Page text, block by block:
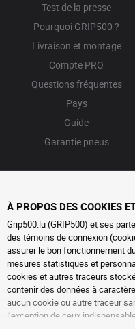
Test de la presse
Pourquoi GRIP500 ?
Livraison et montage
Compte PRO
Questions fréquentes
Pays
Guide
Garantie pneus
À PROPOS DES COOKIES
Grip500.lu (GRIP500) et ses
des témoins de connexion
assurer le bon fonctionnement
mesures statistiques et
cookies et autres traceurs
contenir des données à
aucun cookie ou autre traceur
l’exception de ceux